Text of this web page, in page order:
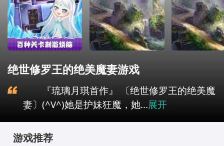
绝世修罗王的绝美魔妻游戏
『琉璃月琪首作』 〔绝世修罗王的绝美魔
妻〕(^V^)她是护妹狂魔，她...展开
游戏推荐